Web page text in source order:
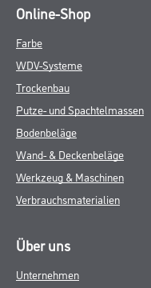
Online-Shop
Farbe
WDV-Systeme
Trockenbau
Putze- und Spachtelmassen
Bodenbeläge
Wand- & Deckenbeläge
Werkzeug & Maschinen
Verbrauchsmaterialien
Über uns
Unternehmen